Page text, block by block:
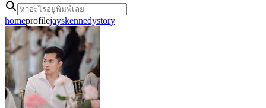
homeprofilejayskennedystory